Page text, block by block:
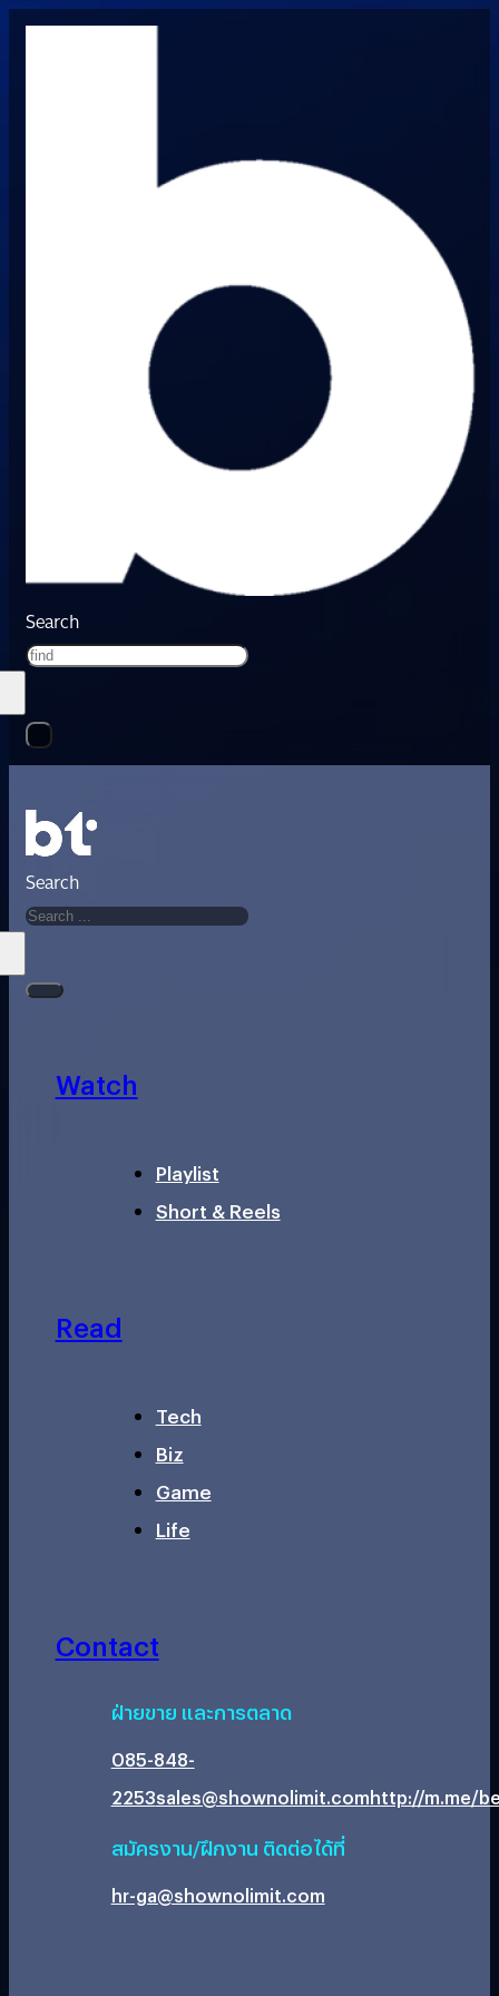
Search
Search
Watch
Playlist
Short & Reels
Read
Tech
Biz
Game
Life
Contact
ฝ่ายขาย และการตลาด
085-848-
2253sales@shownolimit.comhttp://m.me/
สมัครงาน/ฝึกงาน ติดต่อได้ที่
hr-ga@shownolimit.com